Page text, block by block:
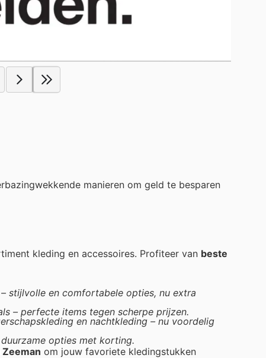
manieren om geld te besparen
kleding en accessoires. Profiteer van beste
stijlvolle en comfortabele opties, nu extra
– perfecte items tegen scherpe prijzen.
en nachtkleding – nu voordelig
opties met korting.
om jouw favoriete kledingstukken